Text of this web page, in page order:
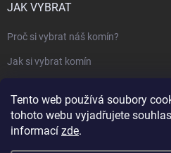
Tento web používá soubory
tohoto webu vyjadřujete
informací zde.
JAK VYBRAT
Proč si vybrat náš komín?
Jak si vybrat komín
Jak vybrat kamna nebo krbovou
Jak postavit krbovou obestavbu